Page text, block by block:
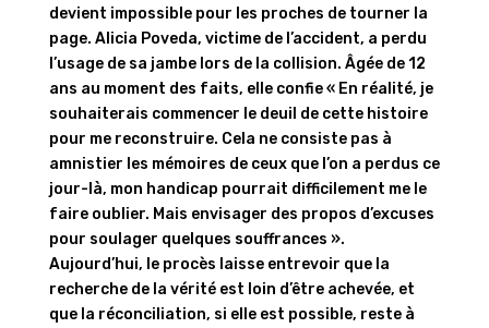
devient impossible pour les proches de tourner la
page. Alicia Poveda, victime de l’accident, a perdu
l’usage de sa jambe lors de la collision. Âgée de 12
ans au moment des faits, elle confie « En réalité, je
souhaiterais commencer le deuil de cette histoire
pour me reconstruire. Cela ne consiste pas à
amnistier les mémoires de ceux que l’on a perdus ce
jour-là, mon handicap pourrait difficilement me le
faire oublier. Mais envisager des propos d’excuses
pour soulager quelques souffrances ».
Aujourd’hui, le procès laisse entrevoir que la
recherche de la vérité est loin d’être achevée, et
que la réconciliation, si elle est possible, reste à